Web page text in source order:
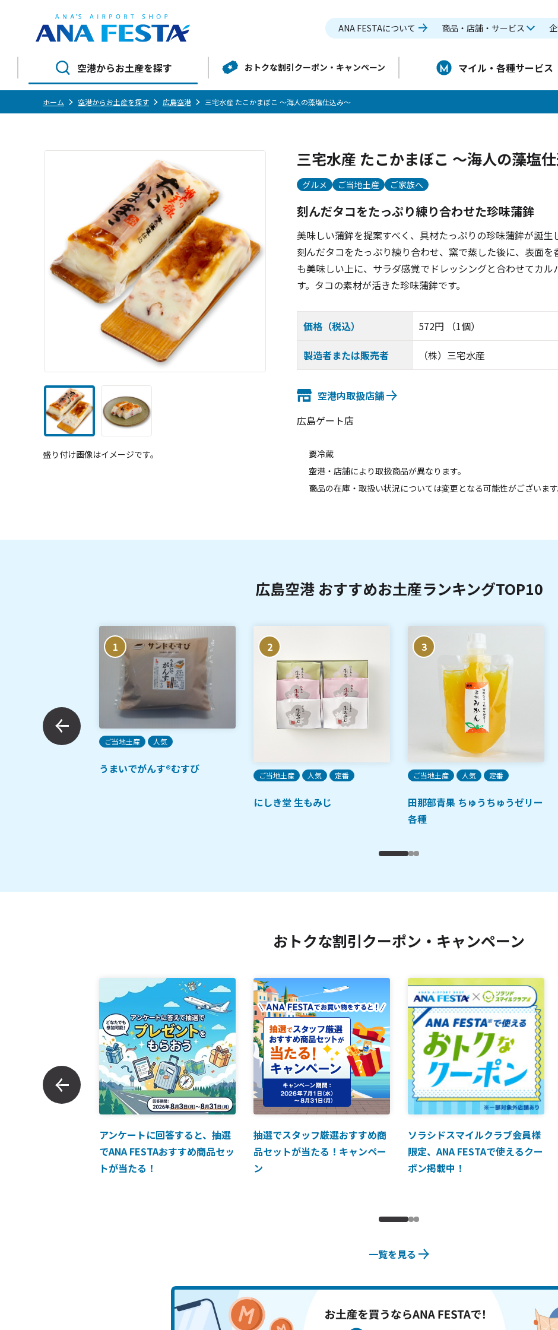
ANA FESTAについて 商品・店舗・サービス
空港からお土産を探す おトクな割引クーポン・キャンペーン マイル・各種サービス
ホーム 空港からお土産を探す 広島空港 三宅水産 たこかまぼこ ～海人の藻塩仕込み～
盛り付け画像はイメージです。
三宅水産 たこかまぼこ ～海人の藻塩
グルメ ご当地土産 ご家族へ
刻んだタコをたっぷり練り合わせた珍味蒲鉾
美味しい蒲鉾を提案すべく、具材たっぷりの珍味蒲鉾が誕生
刻んだタコをたっぷり練り合わせ、窯で蒸した後に、表面
も美味しい上に、サラダ感覚でドレッシングと合わせてカ
す。タコの素材が活きた珍味蒲鉾です。
価格（税込） 572円 （1個）
製造者または販売者 （株）三宅水産
空港内取扱店舗
広島ゲート店
要冷蔵
空港・店舗により取扱商品が異なります。
商品の在庫・取扱い状況については変更となる可能性がございま
広島空港 おすすめお土産ランキングTOP10
1
ご当地土産 人気
うまいでがんす®むすび
2
ご当地土産 人気 定番
にしき堂 生もみじ
3
ご当地土産 人気 定番
田那部青果 ちゅうちゅうゼリー
各種
おトクな割引クーポン・キャンペーン
アンケートに回答すると、抽選
でANA FESTAおすすめ商品セッ
トが当たる！
抽選でスタッフ厳選おすすめ商
品セットが当たる！キャンペー
ン
ソラシドスマイルクラブ会員様
限定、ANA FESTAで使えるクー
ポン掲載中！
一覧を見る